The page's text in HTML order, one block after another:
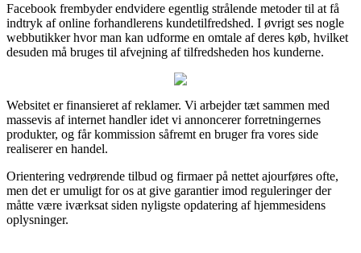
Facebook frembyder endvidere egentlig strålende metoder til at få
indtryk af online forhandlerens kundetilfredshed. I øvrigt ses nogle
webbutikker hvor man kan udforme en omtale af deres køb, hvilket
desuden må bruges til afvejning af tilfredsheden hos kunderne.
Websitet er finansieret af reklamer. Vi arbejder tæt sammen med
massevis af internet handler idet vi annoncerer forretningernes
produkter, og får kommission såfremt en bruger fra vores side
realiserer en handel.
Orientering vedrørende tilbud og firmaer på nettet ajourføres ofte,
men det er umuligt for os at give garantier imod reguleringer der
måtte være iværksat siden nyligste opdatering af hjemmesidens
oplysninger.